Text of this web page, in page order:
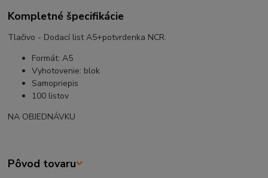
Kompletné špecifikácie
Tlačivo - Dodací list A5+potvrdenka NCR.
Formát: A5
Vyhotovenie: blok
Samopriepis
100 listov
NA OBJEDNÁVKU
Pôvod tovaru